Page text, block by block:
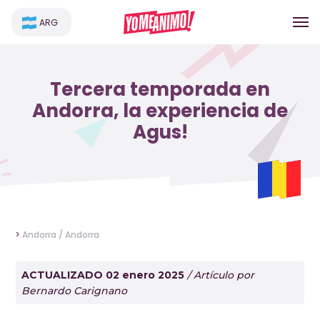
ARG
Tercera temporada en
Andorra, la experiencia de
Agus!
> Andorra / Andorra
ACTUALIZADO 02 enero 2025 / Artículo por
Bernardo Carignano